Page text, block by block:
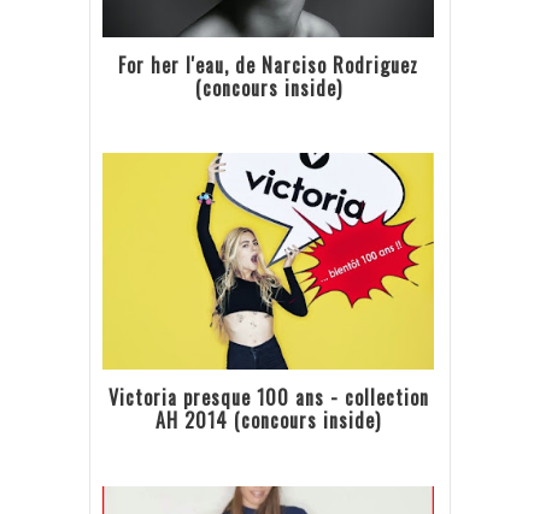
For her l'eau, de Narciso Rodriguez
(concours inside)
Victoria presque 100 ans - collection
AH 2014 (concours inside)